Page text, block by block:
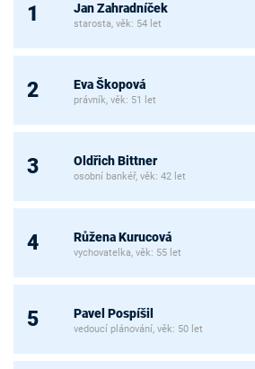
1 Jan Zahradníček
starosta, věk: 54 let
2 Eva Škopová
právník, věk: 51 let
3 Oldřich Bittner
osobní bankéř, věk: 42 let
4 Růžena Kurucová
vychovatelka, věk: 55 let
5 Pavel Pospíšil
vedoucí plánování, věk: 50 let